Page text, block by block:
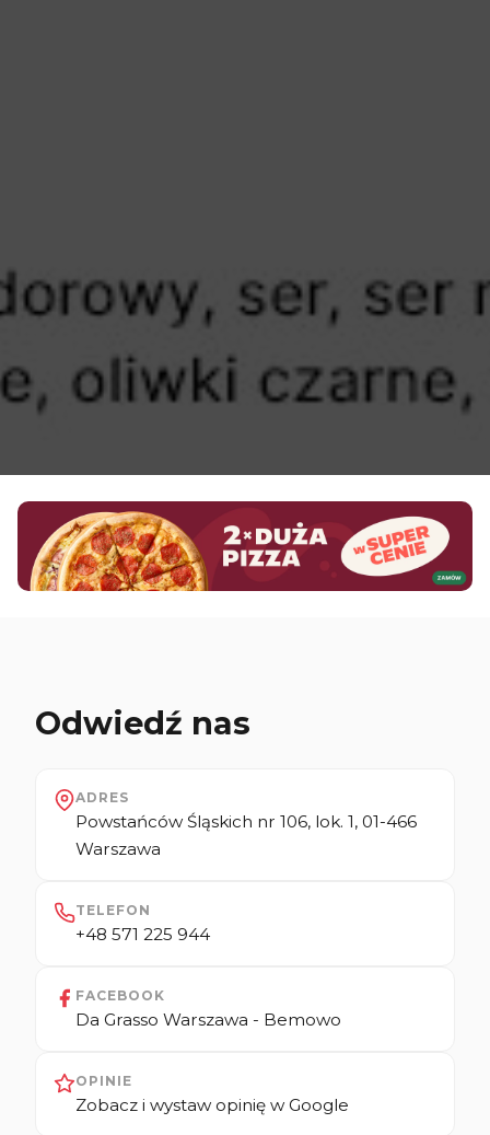
Odwiedź nas
ADRES
Powstańców Śląskich nr 106, lok. 1, 01-466
Warszawa
TELEFON
+48 571 225 944
FACEBOOK
Da Grasso Warszawa - Bemowo
OPINIE
Zobacz i wystaw opinię w Google